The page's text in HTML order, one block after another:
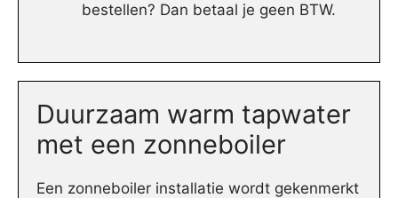
bestellen? Dan betaal je geen BTW.
Duurzaam warm tapwater
met een zonneboiler
Een zonneboiler installatie wordt gekenmerkt